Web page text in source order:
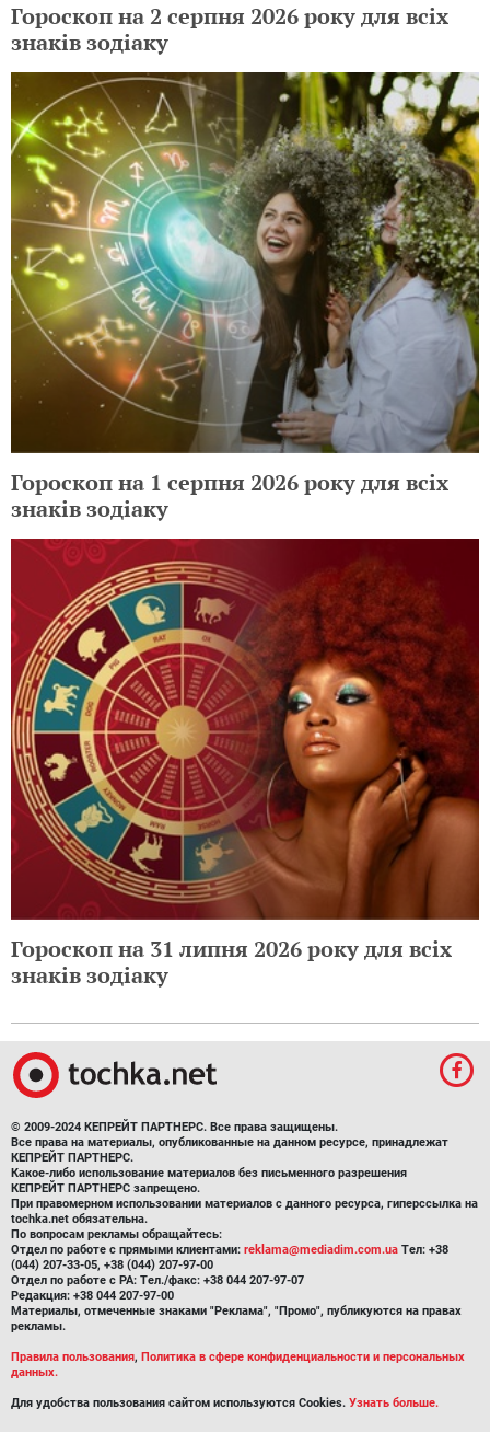
Гороскоп на 2 серпня 2026 року для всіх
знаків зодіаку
Гороскоп на 1 серпня 2026 року для всіх
знаків зодіаку
Гороскоп на 31 липня 2026 року для всіх
знаків зодіаку
© 2009-2024 КЕПРЕЙТ ПАРТНЕРС. Все права защищены.
Все права на материалы, опубликованные на данном ресурсе, принадлежат
КЕПРЕЙТ ПАРТНЕРС.
Какое-либо использование материалов без письменного разрешения
КЕПРЕЙТ ПАРТНЕРС запрещено.
При правомерном использовании материалов с данного ресурса, гиперссылка на
tochka.net обязательна.
По вопросам рекламы обращайтесь:
Отдел по работе с прямыми клиентами: reklama@mediadim.com.ua Тел: +38
(044) 207-33-05, +38 (044) 207-97-00
Отдел по работе с РА: Тел./факс: +38 044 207-97-07
Редакция: +38 044 207-97-00
Материалы, отмеченные знаками "Реклама", "Промо", публикуются на правах
рекламы.
Правила пользования, Политика в сфере конфиденциальности и персональных
данных.
Для удобства пользования сайтом используются Cookies. Узнать больше.